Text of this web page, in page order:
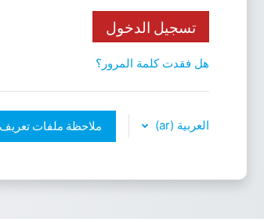
تسجيل الدخول
هل فقدت كلمة المرور؟
العربية ‎(ar)‎ ملاحظة ملفات تعريف